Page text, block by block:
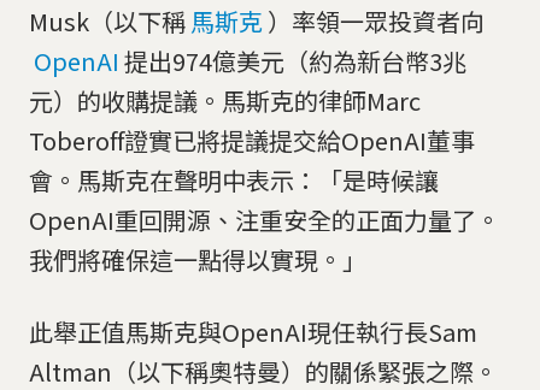
Musk（以下稱馬斯克 ）率領一眾投資者向
OpenAI 提出974億美元（約為新台幣3兆
元）的收購提議。馬斯克的律師Marc
Toberoff證實已將提議提交給OpenAI董事
會。馬斯克在聲明中表示：「是時候讓
OpenAI重回開源、注重安全的正面力量了。
我們將確保這一點得以實現。」
此舉正值馬斯克與OpenAI現任執行長Sam
Altman（以下稱奧特曼）的關係緊張之際。